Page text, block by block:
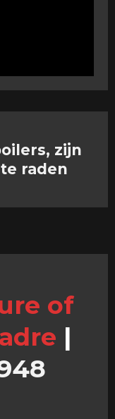
zijn
raden
of
|